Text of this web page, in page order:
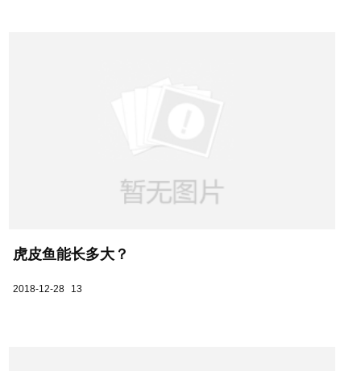
虎皮鱼能长多大？
2018-12-28 13